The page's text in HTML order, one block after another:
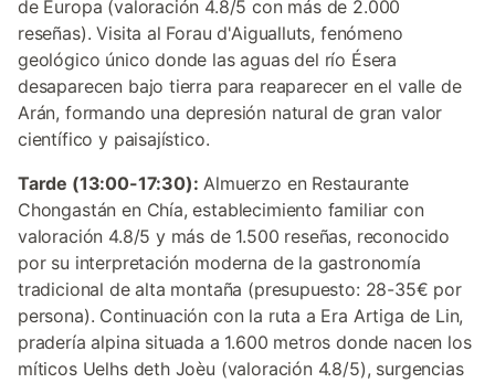
de Europa (valoración 4.8/5 con más de 2.000
reseñas). Visita al Forau d'Aigualluts, fenómeno
geológico único donde las aguas del río Ésera
desaparecen bajo tierra para reaparecer en el valle de
Arán, formando una depresión natural de gran valor
científico y paisajístico.
Tarde (13:00-17:30): Almuerzo en Restaurante
Chongastán en Chía, establecimiento familiar con
valoración 4.8/5 y más de 1.500 reseñas, reconocido
por su interpretación moderna de la gastronomía
tradicional de alta montaña (presupuesto: 28-35€ por
persona). Continuación con la ruta a Era Artiga de Lin,
pradería alpina situada a 1.600 metros donde nacen los
míticos Uelhs deth Joèu (valoración 4.8/5), surgencias